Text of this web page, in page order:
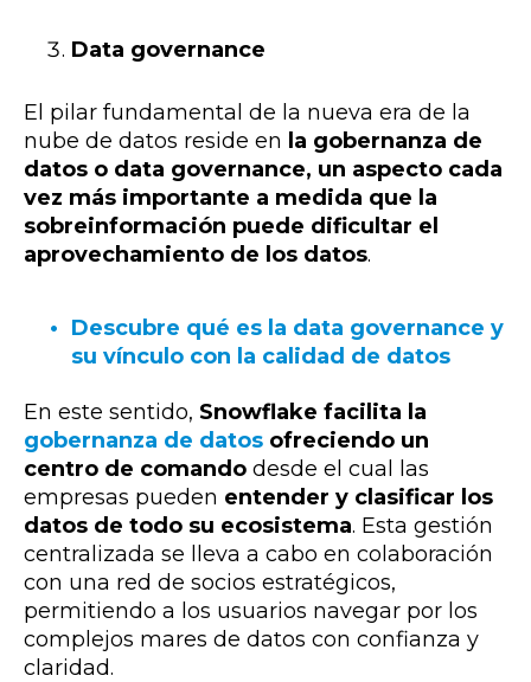
Data governance
El pilar fundamental de la nueva era de la
nube de datos reside en la gobernanza de
datos o data governance, un aspecto cada
vez más importante a medida que la
sobreinformación puede dificultar el
aprovechamiento de los datos.
Descubre qué es la data governance y
su vínculo con la calidad de datos
En este sentido, Snowflake facilita la
gobernanza de datos ofreciendo un
centro de comando desde el cual las
empresas pueden entender y clasificar los
datos de todo su ecosistema. Esta gestión
centralizada se lleva a cabo en colaboración
con una red de socios estratégicos,
permitiendo a los usuarios navegar por los
complejos mares de datos con confianza y
claridad.